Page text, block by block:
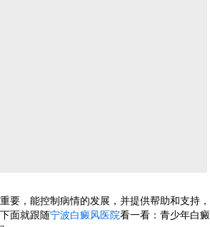
要，能控制病情的发展，并提供帮助和支持，
面就跟随宁波白癜风医院看一看：青少年白癜